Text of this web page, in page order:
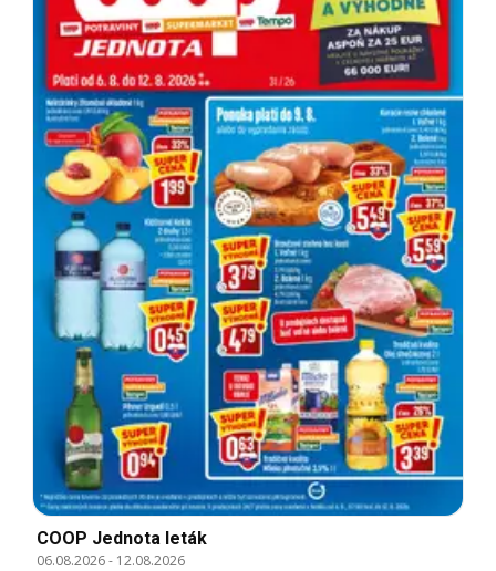
COOP Jednota leták
06.08.2026- 12.08.2026